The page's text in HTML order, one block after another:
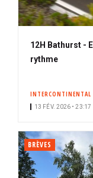
12H Bathurst -
rythme
INTERCONTINENTAL
13 FÉV. 2026 • 23:17
BRÈVES